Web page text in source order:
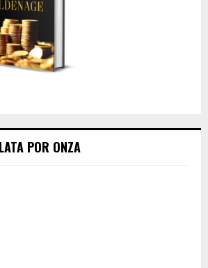
POR ONZA